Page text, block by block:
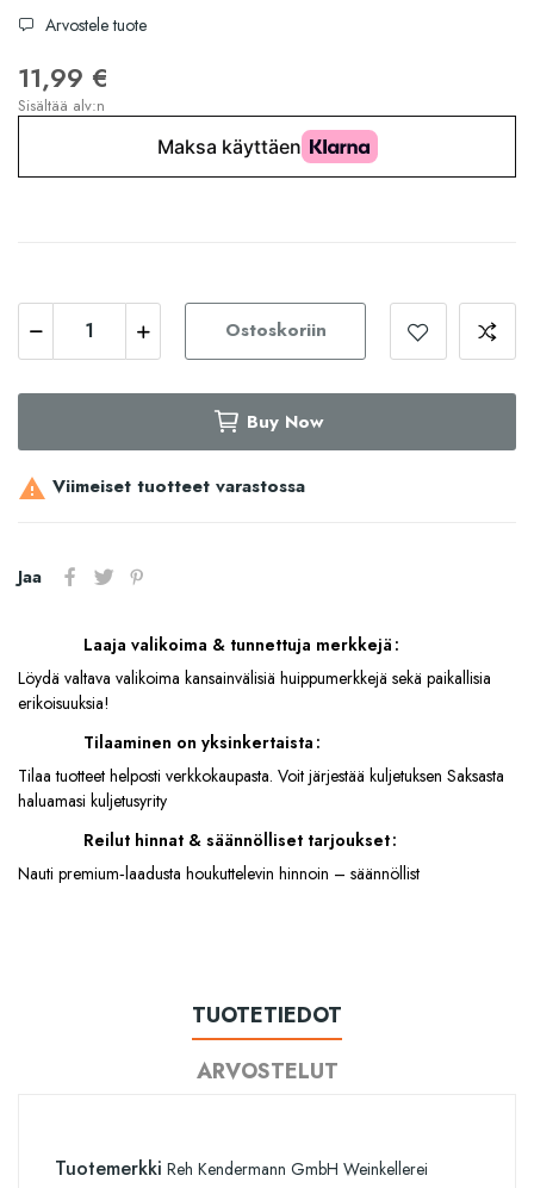
Arvostele tuote
11,99 €
Sisältää alv:n
Ostoskoriin
Buy Now
 Viimeiset tuotteet varastossa
Jaa
Laaja valikoima & tunnettuja merkkejä
Löydä valtava valikoima kansainvälisiä huippumerkkejä sekä paikallisia
erikoisuuksia!
Tilaaminen on yksinkertaista
Tilaa tuotteet helposti verkkokaupasta. Voit järjestää kuljetuksen Saksasta
haluamasi kuljetusyrity
Reilut hinnat & säännölliset tarjoukset
Nauti premium‑laadusta houkuttelevin hinnoin – säännöllist
TUOTETIEDOT
ARVOSTELUT
Tuotemerkki Reh Kendermann GmbH Weinkellerei